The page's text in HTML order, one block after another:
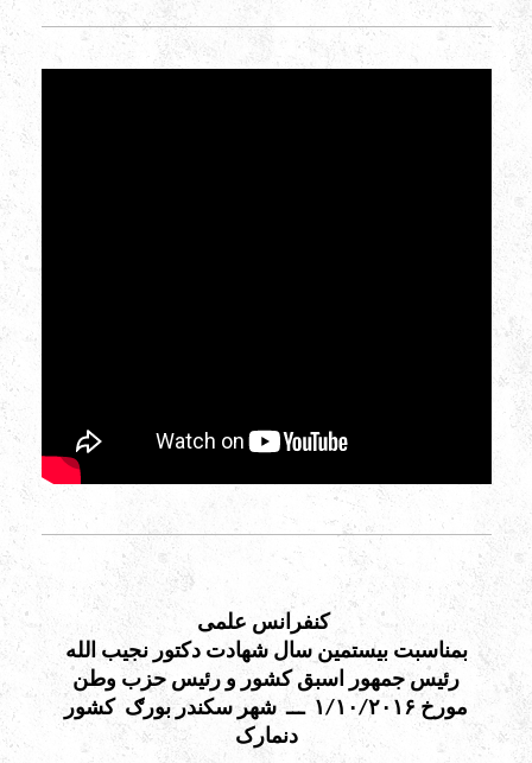
بمناسبت بیستمین سال شهادت دکتور نجیب الله
رئیس جمهور اسبق کشور و رئیس حزب وطن
مورخ ۱/۱۰/۲۰۱۶ ـــ شهر سکندر بورګ کشور
دنمارک